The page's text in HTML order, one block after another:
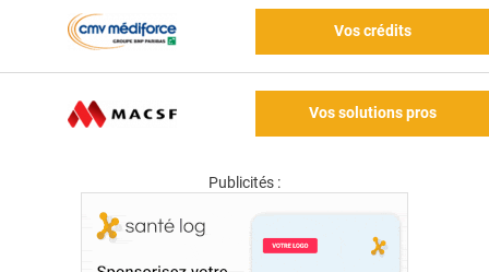
Vos crédits
Vos solutions pros
Publicités :